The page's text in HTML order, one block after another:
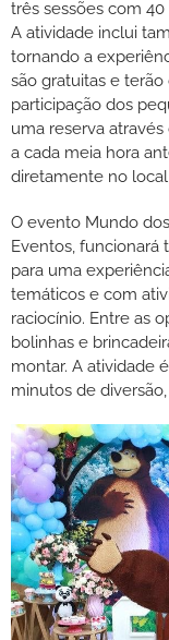
três sessões com
A atividade inclui
tornando a
são gratuitas e terão
participação dos
uma reserva
a cada meia hora
diretamente no
O evento Mundo
Eventos, funcionará
para uma
temáticos e com
raciocínio. Entre as
bolinhas e
montar. A atividade
minutos de